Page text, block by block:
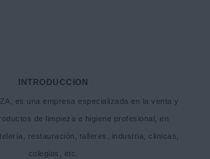
INTRODUCCION
es una empresa especializada en la venta y
de limpieza e higiene profesional, en
restauración, talleres, industria, clinicas,
colegios, etc.